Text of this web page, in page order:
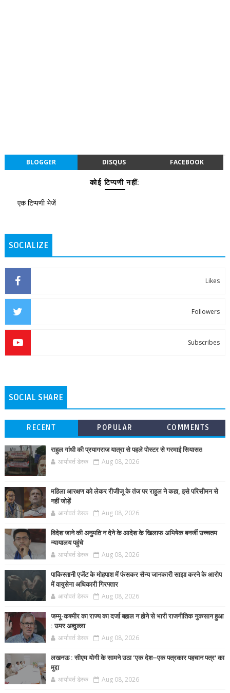
BLOGGER DISQUS FACEBOOK
कोई टिप्पणी नहीं:
एक टिप्पणी भेजें
SOCIALIZE
Likes
Followers
Subscribes
SOCIAL SHARE
RECENT POPULAR COMMENTS
राहुल गांधी की प्रयागराज यात्रा से पहले पोस्टर से गरमाई सियासत
आर्यावर्त डेस्क Aug 08, 2026
महिला आरक्षण को लेकर रीजीजू के तंज पर राहुल ने कहा, इसे परिसीमन से
नहीं जोड़ें
आर्यावर्त डेस्क Aug 08, 2026
विदेश जाने की अनुमति न देने के आदेश के खिलाफ अभिषेक बनर्जी उच्चतम
न्यायालय पहुंचे
आर्यावर्त डेस्क Aug 08, 2026
पाकिस्तानी एजेंट के मोहपाश में फंसकर सैन्य जानकारी साझा करने के आरोप
में वायुसेना अधिकारी गिरफ्तार
आर्यावर्त डेस्क Aug 08, 2026
जम्मू-कश्मीर का राज्य का दर्जा बहाल न होने से भारी राजनीतिक नुकसान हुआ
: उमर अब्दुल्ला
आर्यावर्त डेस्क Aug 08, 2026
लखनऊ : सीएम योगी के सामने उठा ‘एक देश–एक पत्रकार पहचान पत्र’ का
मुद्दा
आर्यावर्त डेस्क Aug 08, 2026